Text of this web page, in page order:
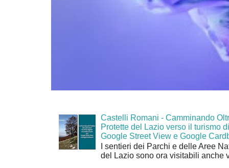
Castelli Romani - Camminando
Protette del Lazio verso il turismo
Google Street View e Google
I sentieri dei Parchi e delle Aree
del Lazio sono ora visitabili anche